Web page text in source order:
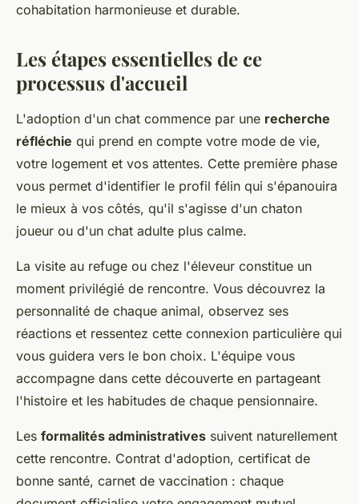
cohabitation harmonieuse et durable.
Les étapes essentielles de ce
processus d'accueil
L'adoption d'un chat commence par une recherche
réfléchie qui prend en compte votre mode de vie,
votre logement et vos attentes. Cette première phase
vous permet d'identifier le profil félin qui s'épanouira
le mieux à vos côtés, qu'il s'agisse d'un chaton
joueur ou d'un chat adulte plus calme.
La visite au refuge ou chez l'éleveur constitue un
moment privilégié de rencontre. Vous découvrez la
personnalité de chaque animal, observez ses
réactions et ressentez cette connexion particulière qui
vous guidera vers le bon choix. L'équipe vous
accompagne dans cette découverte en partageant
l'histoire et les habitudes de chaque pensionnaire.
Les formalités administratives suivent naturellement
cette rencontre. Contrat d'adoption, certificat de
bonne santé, carnet de vaccination : chaque